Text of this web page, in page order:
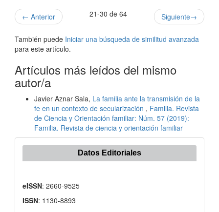
← Anterior 21-30 de 64 Siguiente→
También puede Iniciar una búsqueda de similitud avanzada
para este artículo.
Artículos más leídos del mismo
autor/a
Javier Aznar Sala, La familia ante la transmisión de la
fe en un contexto de secularización , Familia. Revista
de Ciencia y Orientación familiar: Núm. 57 (2019):
Familia. Revista de ciencia y orientación familiar
Datos Editoriales
eISSN: 2660-9525
ISSN: 1130-8893